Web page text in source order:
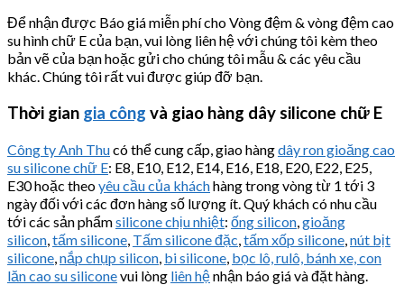
Để nhận được Báo giá miễn phí cho Vòng đệm & vòng đệm cao
su hình chữ E của bạn, vui lòng liên hệ với chúng tôi kèm theo
bản vẽ của bạn hoặc gửi cho chúng tôi mẫu & các yêu cầu
khác. Chúng tôi rất vui được giúp đỡ bạn.
Thời gian gia công và giao hàng dây silicone chữ E
Công ty Anh Thucó thể cung cấp, giao hàngdây ron gioăng cao
su silicone chữ E: E8, E10, E12, E14, E16, E18, E20, E22, E25,
E30 hoặc theoyêu cầu của kháchhàng trong vòng từ 1 tới 3
ngày đối với các đơn hàng số lượng ít. Quý khách có nhu cầu
tới các sản phẩmsilicone chịu nhiệt: ống silicon gioăng
silicon tấm silicone Tấm silicone đặc tấm xốp silicone nút bịt
silicone nắp chụp silicon bi silicone bọc lô, rulô, bánh xe, con
lăn cao su siliconevui lòng liên hệnhận báo giá và đặt hàng.